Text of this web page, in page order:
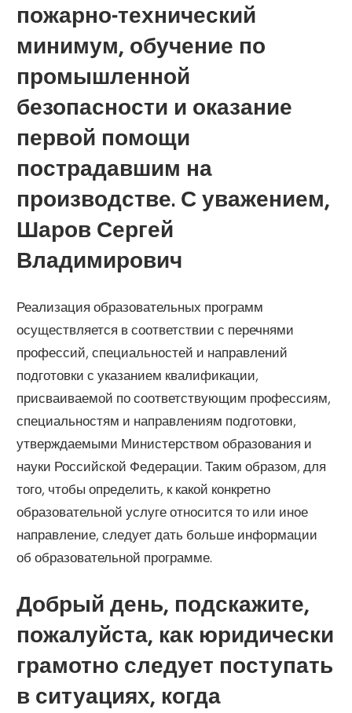
пожарно-технический
минимум, обучение по
промышленной
безопасности и оказание
первой помощи
пострадавшим на
производстве. С уважением,
Шаров Сергей
Владимирович
Реализация образовательных программ
осуществляется в соответствии с перечнями
профессий, специальностей и направлений
подготовки с указанием квалификации,
присваиваемой по соответствующим профессиям,
специальностям и направлениям подготовки,
утверждаемыми Министерством образования и
науки Российской Федерации. Таким образом, для
того, чтобы определить, к какой конкретно
образовательной услуге относится то или иное
направление, следует дать больше информации
об образовательной программе.
Добрый день, подскажите,
пожалуйста, как юридически
грамотно следует поступать
в ситуациях, когда